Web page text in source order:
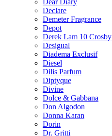
Dear Diary
Declare
Demeter Fragrance
Depot
Derek Lam 10 Crosby
Desigual
Diadema Exclusif
Diesel
Dilis Parfum
Diptyque
Divine
Dolce & Gabbana
Don Algodon
Donna Karan
Dorin
Dr. Gritti